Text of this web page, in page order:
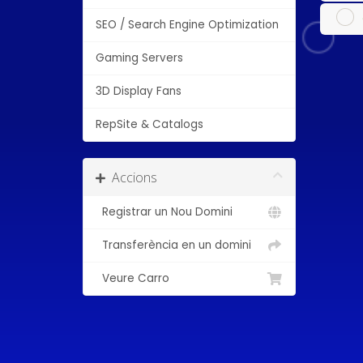
SEO / Search Engine Optimization
Gaming Servers
3D Display Fans
RepSite & Catalogs
Accions
Registrar un Nou Domini
Transferència en un domini
Veure Carro